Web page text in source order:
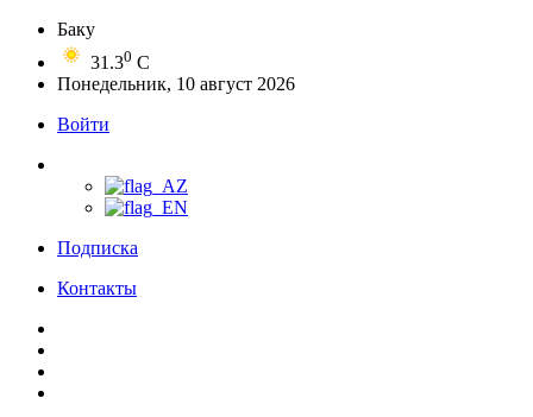
Баку
31.30 C
Понедельник, 10 август 2026
Войти
Подписка
Контакты